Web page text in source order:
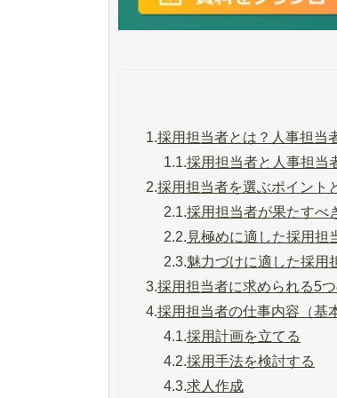
1.採用担当者とは？人事担当
1.1.採用担当者と人事担当
2.採用担当者を選ぶポイント
2.1.採用担当者が果たすべ
2.2. 見極めに適した採用担
2.3.魅力づけに適した採用
3.採用担当者に求められる5
4.採用担当者の仕事内容（基
4.1.採用計画を立てる
4.2.採用手法を検討する
4.3.求人作成